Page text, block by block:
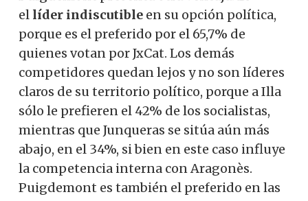
el líder indiscutible en su opción política,
porque es el preferido por el 65,7% de
quienes votan por JxCat. Los demás
competidores quedan lejos y no son líderes
claros de su territorio político, porque a Illa
sólo le prefieren el 42% de los socialistas,
mientras que Junqueras se sitúa aún más
abajo, en el 34%, si bien en este caso influye
la competencia interna con Aragonès.
Puigdemont es también el preferido en las